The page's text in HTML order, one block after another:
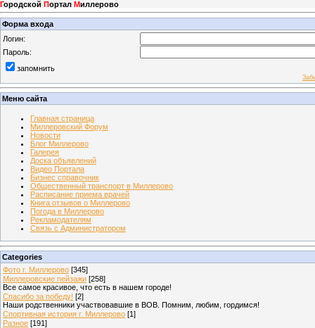
Городской Портал Миллерово
Форма входа
Логин:
Пароль:
запомнить
Меню сайта
Главная страница
Миллеровский Форум
Новости
Блог Миллерово
Галерея
Доска объявлений
Видео Портала
Бизнес справочник
Общественный транспорт в Миллерово
Расписание приема врачей
Книга отзывов о Миллерово
Погода в Миллерово
Рекламодателям
Связь с Администратором
Categories
Фото г. Миллерово [345]
Миллеровские пейзажи [258]
Все самое красивое, что есть в нашем городе!
Спасибо за победу! [2]
Наши родственники участвовавшие в ВОВ. Помним, любим, гордимся!
Спортивная история г. Миллерово [1]
Разное [191]